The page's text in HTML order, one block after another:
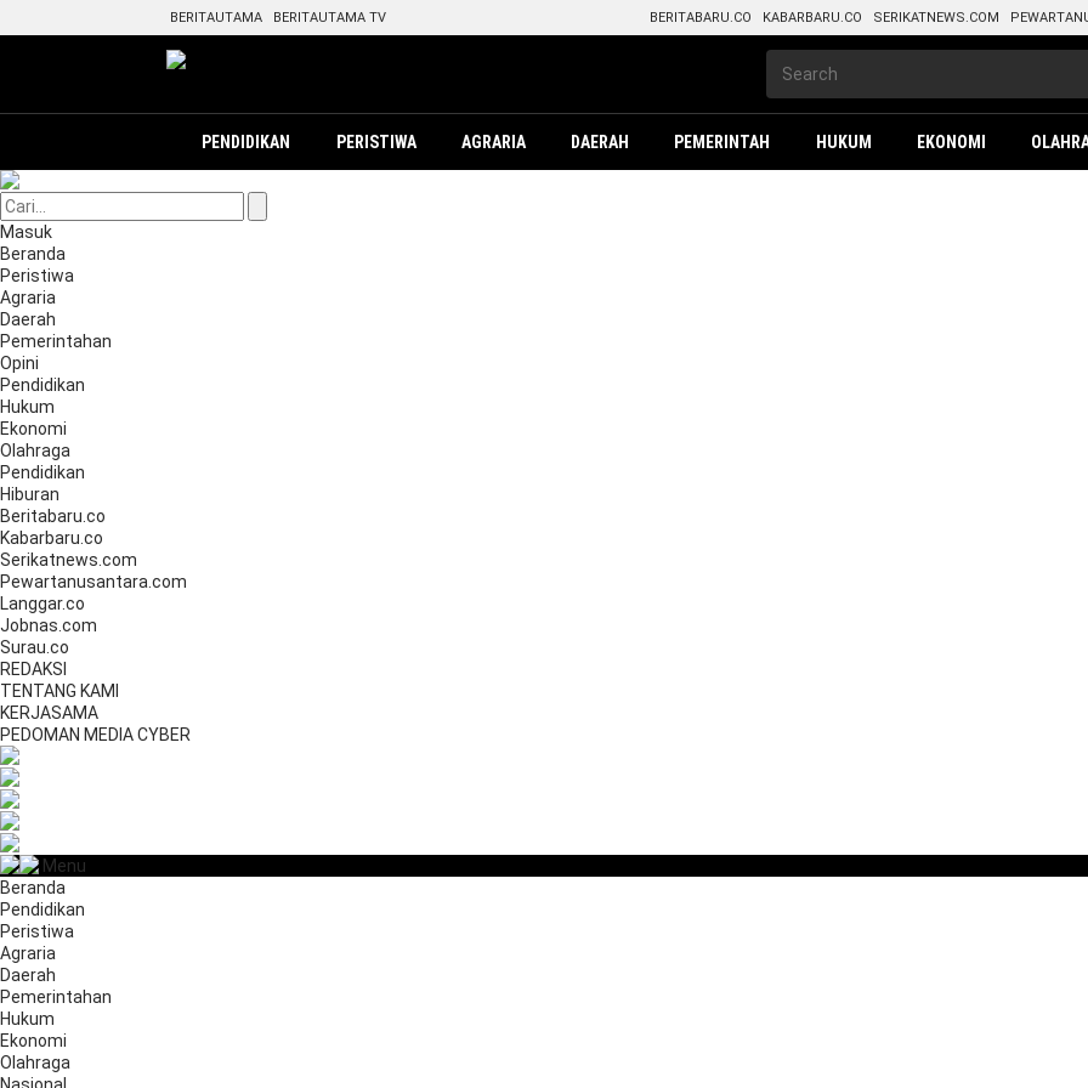
BERITAUTAMA BERITAUTAMA TV BERITABARU.CO KABARBARU.CO SERIKATNEWS.COM
PENDIDIKAN PERISTIWA AGRARIA DAERAH PEMERINTAH HUKUM EKONOMI
Masuk
Beranda
Peristiwa
Agraria
Daerah
Pemerintahan
Opini
Pendidikan
Hukum
Ekonomi
Olahraga
Pendidikan
Hiburan
Beritabaru.co
Kabarbaru.co
Serikatnews.com
Pewartanusantara.com
Langgar.co
Jobnas.com
Surau.co
REDAKSI
TENTANG KAMI
KERJASAMA
PEDOMAN MEDIA CYBER
Menu
Beranda
Pendidikan
Peristiwa
Agraria
Daerah
Pemerintahan
Hukum
Ekonomi
Olahraga